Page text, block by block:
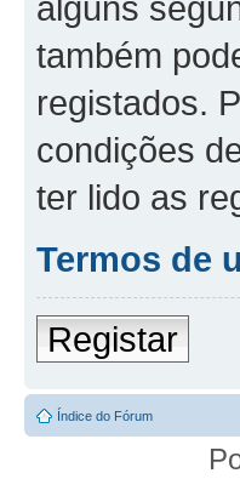
também
registados.
condições
ter lido as
Termos de
Registar
Índice do Fórum